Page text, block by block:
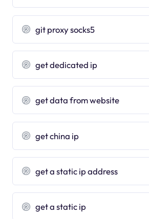
git proxy socks5
get dedicated ip
get data from website
get china ip
get a static ip address
get a static ip